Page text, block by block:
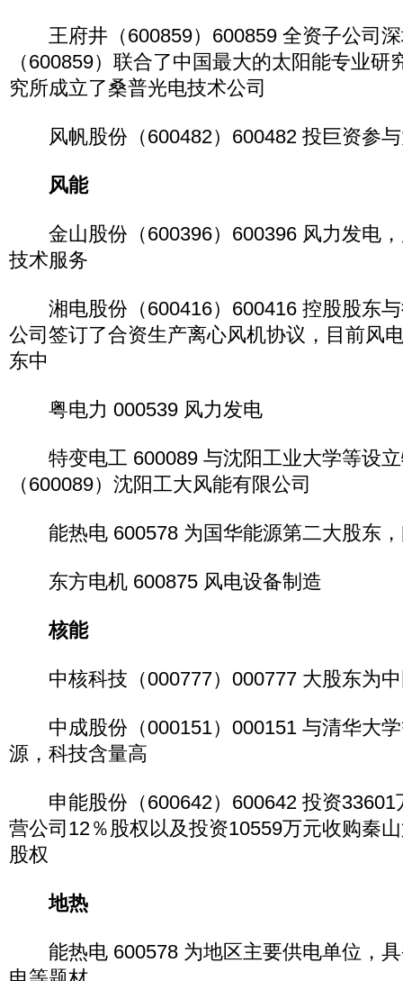
王府井（600859）600859 全资子公司深
（600859）联合了中国最大的太阳能专业研
究所成立了桑普光电技术公司
风帆股份（600482）600482 投巨资参与
风能
金山股份（600396）600396 风力发电，
技术服务
湘电股份（600416）600416 控股股东与
公司签订了合资生产离心风机协议，目前风
东中
粤电力 000539 风力发电
特变电工 600089 与沈阳工业大学等设立
（600089）沈阳工大风能有限公司
能热电 600578 为国华能源第二大股东，
东方电机 600875 风电设备制造
核能
中核科技（000777）000777 大股东为中
中成股份（000151）000151 与清华大学
源，科技含量高
申能股份（600642）600642 投资33601
营公司12％股权以及投资10559万元收购秦
股权
地热
能热电 600578 为地区主要供电单位，具